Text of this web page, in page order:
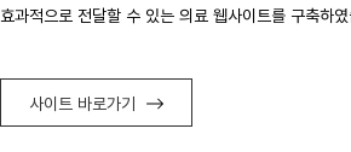
효과적으로 전달할 수 있는 의료 웹사이트를 구축하
사이트 바로가기